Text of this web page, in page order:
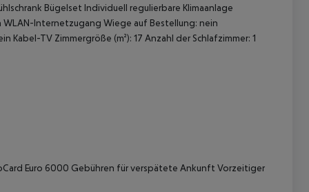
Bügelset Individuell regulierbare Klimaanlage
WLAN-Internetzugang Wiege auf Bestellung: nein
TV Zimmergröße (m²): 17 Anzahl der Schlafzimmer: 1
Euro 6000 Gebühren für verspätete Ankunft Vorzeitiger